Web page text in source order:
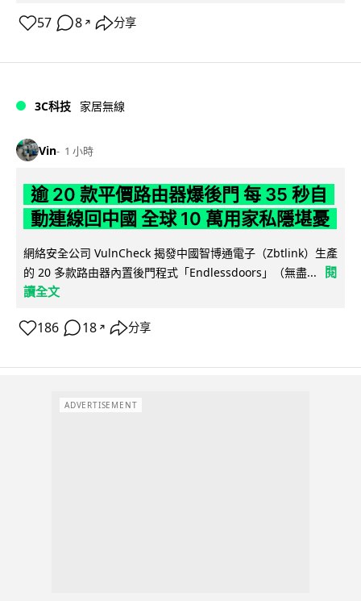
57 8 ↗ 分享
3C科技 家居無線
Vin 1 小時
逾 20 款平價路由器爆後門 每 35 秒自
動連線回中國 全球 10 萬用家私隱堪憂
網絡安全公司 VulnCheck 揭發中國智博通電子（Zbtlink）生產
的 20 多款路由器內置後門程式「Endlessdoors」（無盡...
閱
讀全文
186 18 ↗ 分享
ADVERTISEMENT